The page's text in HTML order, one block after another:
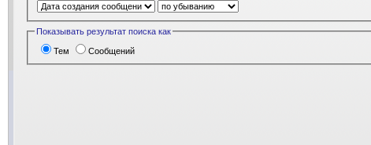
Показывать результат поиска как
Тем Сообщений